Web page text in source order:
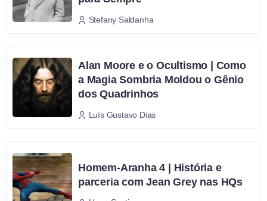
Stefany Saldanha
Alan Moore e o Ocultismo | Como
a Magia Sombria Moldou o Gênio
dos Quadrinhos
Luís Gustavo Dias
Homem-Aranha 4 | História e
parceria com Jean Grey nas HQs